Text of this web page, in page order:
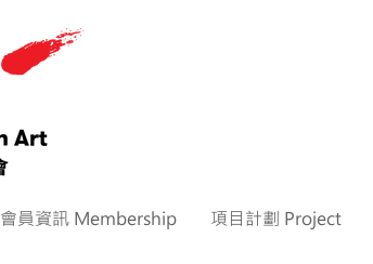
會員資訊 Membership 項目計劃 Project